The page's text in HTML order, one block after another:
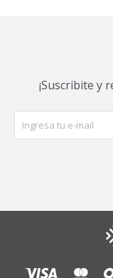
¡Suscribite y